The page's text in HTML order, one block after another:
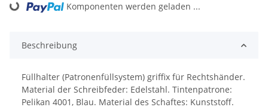
Loading... Komponenten werden geladen ...
Beschreibung
Füllhalter (Patronenfüllsystem) griffix für Rechtshänder.
Material der Schreibfeder: Edelstahl. Tintenpatrone:
Pelikan 4001, Blau. Material des Schaftes: Kunststoff.